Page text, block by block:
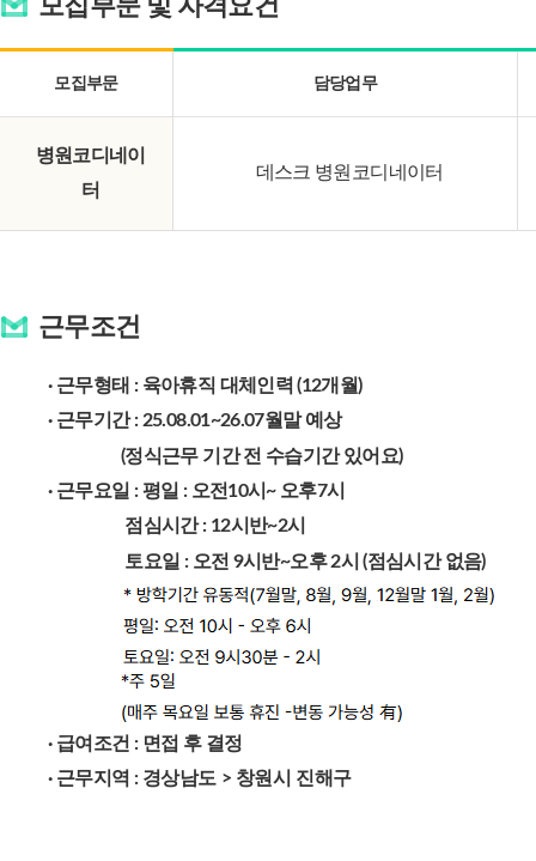
모집부문 및 자격요건
모집부문 담당업무
병원코디네이
터
데스크 병원코디네이터
근무조건
· 근무형태 : 육아휴직 대체인력 (12개월)
· 근무기간 : 25.08.01~26.07월말 예상
(정식근무 기간 전 수습기간 있어요)
· 근무요일 : 평일 : 오전10시~ 오후7시
점심시간 : 12시반~2시
토요일 : 오전 9시반~오후 2시 (점심시간 없음)
· 급여조건 : 면접 후 결정
· 근무지역 : 경상남도 > 창원시 진해구